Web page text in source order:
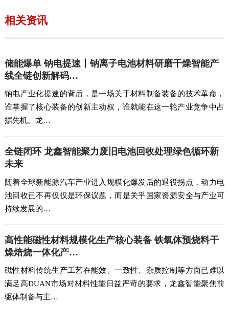
相关资讯
储能爆单 钠电提速丨钠离子电池材料研磨干燥智能产
线全链创新解码…
钠电产业化提速的背后，是一场关于材料制备装备的技术革命，
谁掌握了核心装备的创新主动权，谁就能在这一轮产业竞争中占
据先机。龙…
全链闭环 龙鑫智能聚力废旧电池回收处理绿色循环新
未来
随着全球新能源汽车产业进入规模化爆发后的退役拐点，动力电
池回收已不再仅仅是环保议题，而是关乎国家资源安全与产业可
持续发展的…
高性能磁性材料规模化生产核心装备 铁氧体预烧料干
燥焙烧一体化产…
磁性材料传统生产工艺在能效、一致性、杂质控制等方面已难以
满足高DUAN市场对材料性能日益严苛的要求，龙鑫智能聚焦前
驱体制备与主…